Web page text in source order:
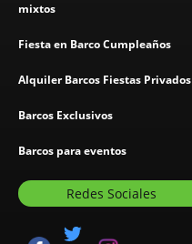
mixtos
Fiesta en Barco Cumpleaños
Alquiler Barcos Fiestas Privados
Barcos Exclusivos
Barcos para eventos
Redes Sociales